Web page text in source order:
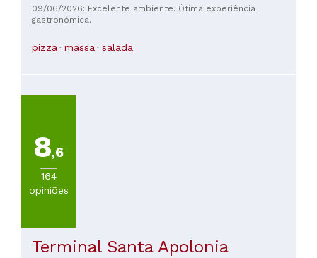
sabor caseiro e a pizza romana é leve e estaladiça. O
ambiente é descontraído e o atendimento tem um staff
muito simpático.
09/06/2026: Excelente ambiente. Ótima experiência
gastronómica.
pizza massa salada
8,6
164
opiniões
Terminal Santa Apolonia